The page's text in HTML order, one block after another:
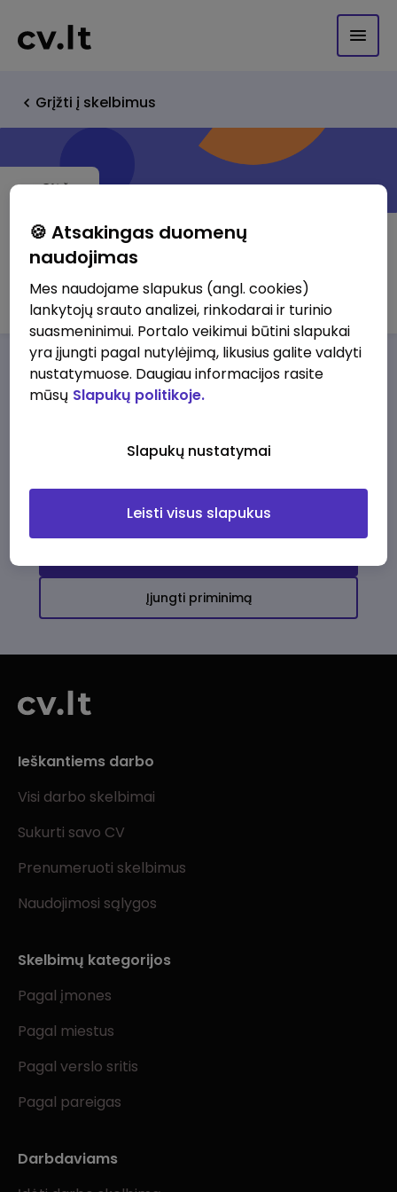
Grįžti į skelbimus
UAB Marguciai
Darbo pasiūlymaiApie musPrivalumai
darbo pasiūlymų
Įjungti priminimą
Ieškantiems darbo
Visi darbo skelbimai
Sukurti savo CV
Prenumeruoti skelbimus
Naudojimosi sąlygos
Skelbimų kategorijos
Pagal įmones
Pagal miestus
Pagal verslo sritis
Pagal pareigas
Darbdaviams
🍪 Atsakingas duomenų
naudojimas
Mes naudojame slapukus (angl. cookies)
lankytojų srauto analizei, rinkodarai ir turinio
suasmeninimui. Portalo veikimui būtini slapukai
yra įjungti pagal nutylėjimą, likusius galite valdyti
nustatymuose. Daugiau informacijos rasite
mūsų Slapukų politikoje.
Slapukų nustatymai
Leisti visus slapukus